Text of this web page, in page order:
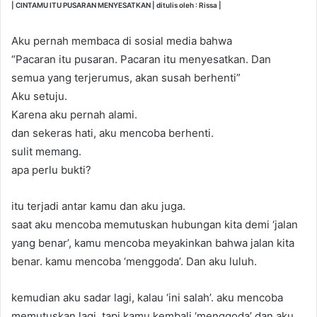
| CINTAMU ITU PUSARAN MENYESATKAN | ditulis oleh : Rissa |
Aku pernah membaca di sosial media bahwa
“Pacaran itu pusaran. Pacaran itu menyesatkan. Dan
semua yang terjerumus, akan susah berhenti”
Aku setuju.
Karena aku pernah alami.
dan sekeras hati, aku mencoba berhenti.
sulit memang.
apa perlu bukti?
itu terjadi antar kamu dan aku juga.
saat aku mencoba memutuskan hubungan kita demi ‘jalan
yang benar’, kamu mencoba meyakinkan bahwa jalan kita
benar. kamu mencoba ‘menggoda’. Dan aku luluh.
kemudian aku sadar lagi, kalau ‘ini salah’. aku mencoba